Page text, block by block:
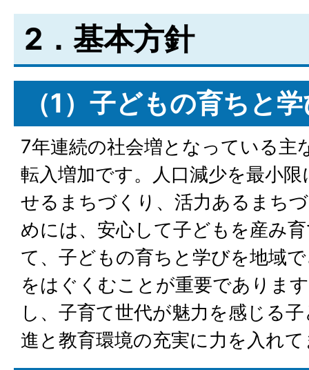
2．基本方針
（1）子どもの育ちと
7年連続の社会増となっている主
転入増加です。人口減少を最小
せるまちづくり、活力あるまち
めには、安心して子どもを産み
て、子どもの育ちと学びを地域
をはぐくむことが重要でありま
し、子育て世代が魅力を感じる
進と教育環境の充実に力を入れ